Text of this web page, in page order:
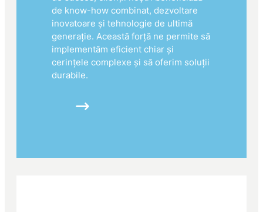
de know-how combinat, dezvoltare
inovatoare și tehnologie de ultimă
generație. Această forță ne permite să
implementăm eficient chiar și
cerințele complexe și să oferim soluții
durabile.